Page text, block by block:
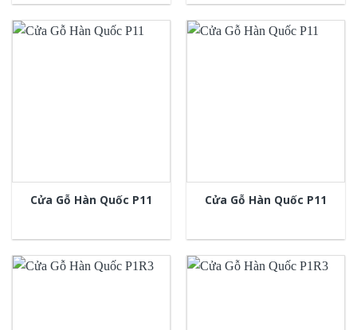
Cửa Gỗ Hàn Quốc P11 Cửa Gỗ Hàn Quốc P11